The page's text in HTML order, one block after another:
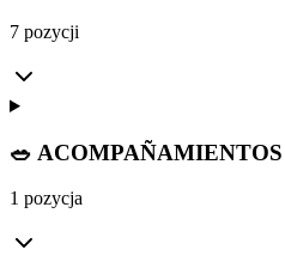
7 pozycji
🥗 ACOMPAÑAMIENTOS
1 pozycja